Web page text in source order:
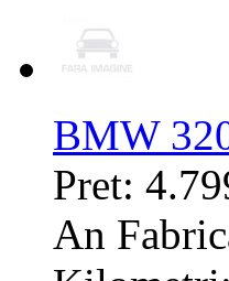
BMW
Pret:
An